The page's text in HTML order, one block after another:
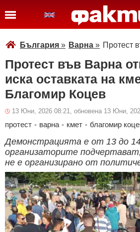
България » Варна » Протест
Протест във Варна
иска оставката на
Благомир Коцев
13 Юни, 2026 08:21, обновена 13 Юни,
протест - варна - кмет - благомир
Демонстрацията е от 13 до
организаторите
не е организирано от